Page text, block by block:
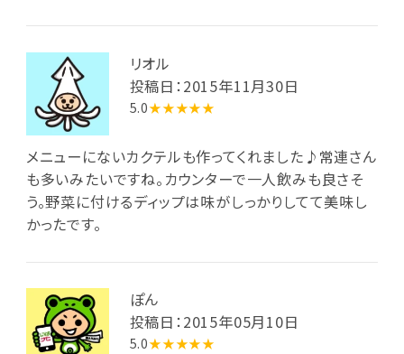
リオル
投稿日：2015年11月30日
5.0★★★★★
メニューにないカクテルも作ってくれました♪常連さん
も多いみたいですね。カウンターで一人飲みも良さそ
う。野菜に付けるディップは味がしっかりしてて美味し
かったです。
ぽん
投稿日：2015年05月10日
5.0★★★★★